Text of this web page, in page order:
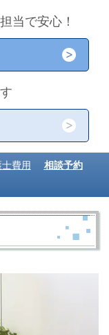
当で安心！
費用
相談予約